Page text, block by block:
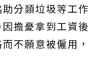
分類垃圾等工作
擔憂拿到工資後
不願意被僱用，